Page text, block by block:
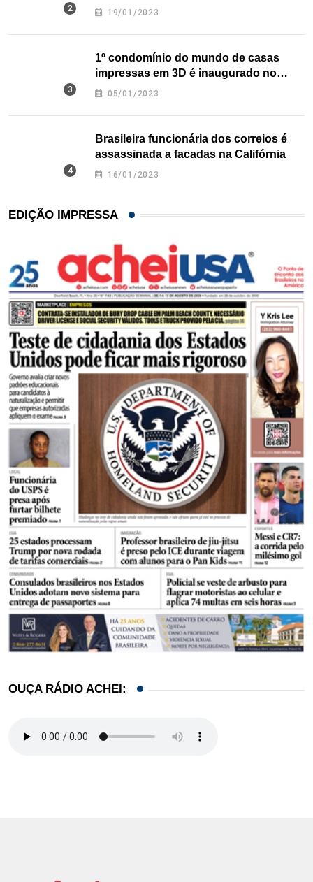
nos EUA
19/01/2023
1º condomínio do mundo de casas
impressas em 3D é inaugurado no
Texas
05/01/2023
Brasileira funcionária dos correios é
assassinada a facadas na Califórnia
16/01/2023
EDIÇÃO IMPRESSA
OUÇA RÁDIO ACHEI: